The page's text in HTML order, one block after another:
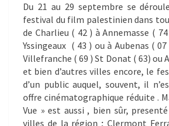
Du 21 au 29 septembre se
festival du film palestinien dans
de Charlieu ( 42 ) à Annemasse (
Yssingeaux ( 43 ) ou à Aubenas (
Villefranche ( 69 ) St Donat ( 63) ou
et bien d’autres villes encore, le
d’un public auquel, souvent, il
offre cinématographique réduite .
Vue » est aussi , bien sûr,
villes de la région ; Clermont